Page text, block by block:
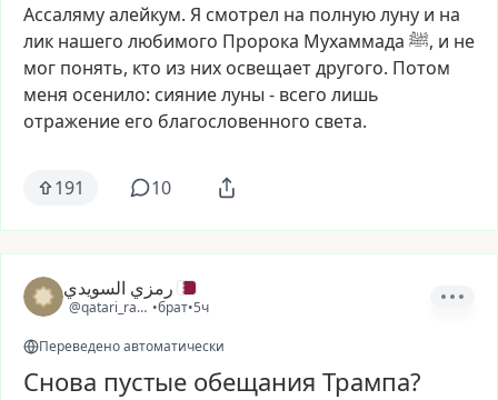
Ассалямуалейкум. Я смотрел на полнуюлуну и на
лик нашего любимого Пророка Мухаммада ﷺ, и не
мог понять, кто из них освещаетдругого. Потом
меня осенило: сияниелуны - всего лишь
отражение его благословенного света.
191 10
رمزي السويدي
@qatari_ramzi
•брат•5ч
Переведено автоматически
Снова пустые обещания Трампа?